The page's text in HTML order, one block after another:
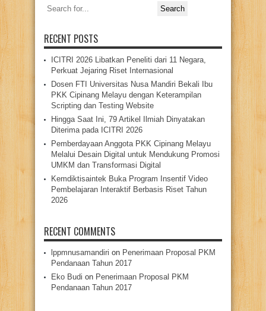
Search
for:
RECENT POSTS
ICITRI 2026 Libatkan Peneliti dari 11 Negara,
Perkuat Jejaring Riset Internasional
Dosen FTI Universitas Nusa Mandiri Bekali Ibu
PKK Cipinang Melayu dengan Keterampilan
Scripting dan Testing Website
Hingga Saat Ini, 79 Artikel Ilmiah Dinyatakan
Diterima pada ICITRI 2026
Pemberdayaan Anggota PKK Cipinang Melayu
Melalui Desain Digital untuk Mendukung Promosi
UMKM dan Transformasi Digital
Kemdiktisaintek Buka Program Insentif Video
Pembelajaran Interaktif Berbasis Riset Tahun
2026
RECENT COMMENTS
lppmnusamandiri on Penerimaan Proposal PKM
Pendanaan Tahun 2017
Eko Budi on Penerimaan Proposal PKM
Pendanaan Tahun 2017